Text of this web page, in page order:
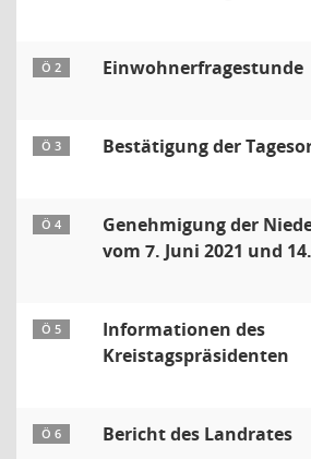
Ö 2 Einwohnerfragestunde
Ö 3 Bestätigung der
Ö 4
Genehmigung der
vom 7. Juni 2021 und
Ö 5
Informationen des
Kreistagspräsidenten
Ö 6 Bericht des Landrates